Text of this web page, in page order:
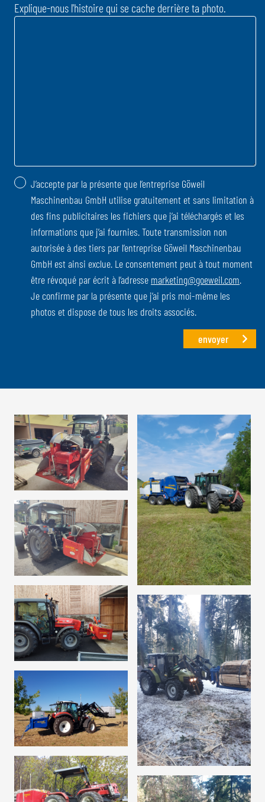
Explique-nous l'histoire qui se cache derrière ta photo.
J’accepte par la présente que l’entreprise Göweil
Maschinenbau GmbH utilise gratuitement et sans limitation à
des fins publicitaires les fichiers que j’ai téléchargés et les
informations que j’ai fournies. Toute transmission non
autorisée à des tiers par l’entreprise Göweil Maschinenbau
GmbH est ainsi exclue. Le consentement peut à tout moment
être révoqué par écrit à l’adresse marketing@goeweil.com.
Je confirme par la présente que j’ai pris moi-même les
photos et dispose de tous les droits associés.
envoyer